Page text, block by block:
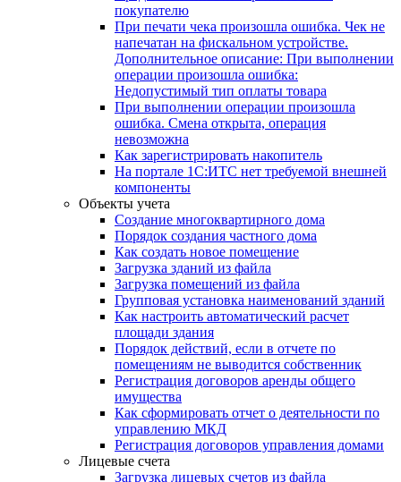
покупателю
При печати чека произошла ошибка. Чек не
напечатан на фискальном устройстве.
Дополнительное описание: При выполнении
операции произошла ошибка:
Недопустимый тип оплаты товара
При выполнении операции произошла
ошибка. Смена открыта, операция
невозможна
Как зарегистрировать накопитель
На портале 1С:ИТС нет требуемой внешней
компоненты
Объекты учета
Создание многоквартирного дома
Порядок создания частного дома
Как создать новое помещение
Загрузка зданий из файла
Загрузка помещений из файла
Групповая установка наименований зданий
Как настроить автоматический расчет
площади здания
Порядок действий, если в отчете по
помещениям не выводится собственник
Регистрация договоров аренды общего
имущества
Как сформировать отчет о деятельности по
управлению МКД
Регистрация договоров управления домами
Лицевые счета
Загрузка лицевых счетов из файла